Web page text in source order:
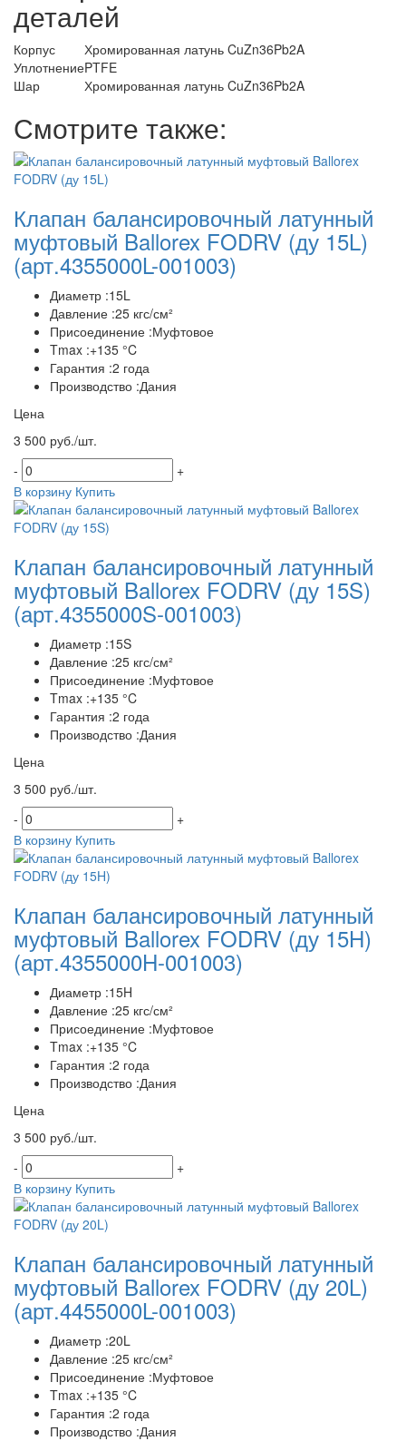
деталей
Корпус
Хромированная латунь CuZn36Pb2A
УплотнениеPTFE
Шар
Хромированная латунь CuZn36Pb2A
Смотрите также:
Клапан балансировочный латунный
муфтовый Ballorex FODRV (ду 15L)
(арт.4355000L-001003)
Диаметр :15L
Давление :25 кгс/см²
Присоединение :Муфтовое
Tmax :+135 °C
Гарантия :2 года
Производство :Дания
Цена
3 500 руб./шт.
-
+
В корзину Купить
Клапан балансировочный латунный
муфтовый Ballorex FODRV (ду 15S)
(арт.4355000S-001003)
Диаметр :15S
Давление :25 кгс/см²
Присоединение :Муфтовое
Tmax :+135 °C
Гарантия :2 года
Производство :Дания
Цена
3 500 руб./шт.
-
+
В корзину Купить
Клапан балансировочный латунный
муфтовый Ballorex FODRV (ду 15H)
(арт.4355000H-001003)
Диаметр :15H
Давление :25 кгс/см²
Присоединение :Муфтовое
Tmax :+135 °C
Гарантия :2 года
Производство :Дания
Цена
3 500 руб./шт.
-
+
В корзину Купить
Клапан балансировочный латунный
муфтовый Ballorex FODRV (ду 20L)
(арт.4455000L-001003)
Диаметр :20L
Давление :25 кгс/см²
Присоединение :Муфтовое
Tmax :+135 °C
Гарантия :2 года
Производство :Дания